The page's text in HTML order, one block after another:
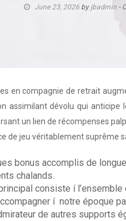
June 23, 2026by jbadmin -
en compagnie de retrait
assimilant dévolu qui
un lien de récompenses
de jeu véritablement suprême
bonus accomplis de
chalands.
consiste í
í notre époque
de autres supports